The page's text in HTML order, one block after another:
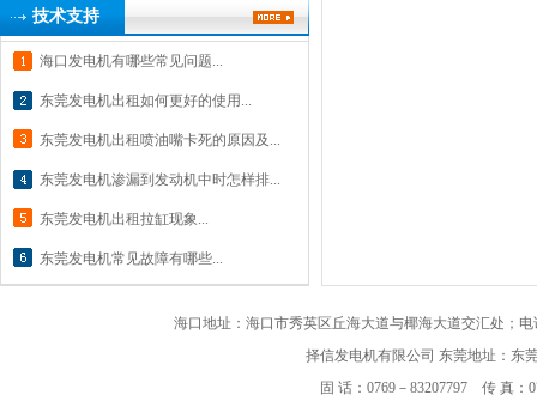
技术支持
海口发电机有哪些常见问题...
东莞发电机出租如何更好的使用...
东莞发电机出租喷油嘴卡死的原因及...
东莞发电机渗漏到发动机中时怎样排...
东莞发电机出租拉缸现象...
东莞发电机常见故障有哪些...
海口地址：海口市秀英区丘海大道与椰海大道交汇处；
择信发电机有限公司 东莞地址：东
固 话：0769－83207797 传 真：